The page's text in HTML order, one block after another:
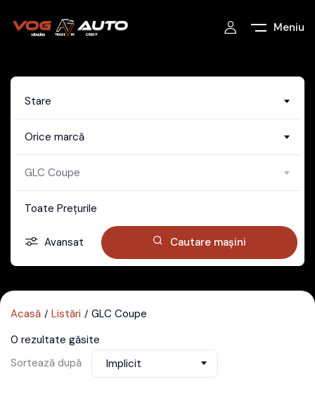
Meniu
Stare
Orice marcă
GLC Coupe
Toate Prețurile
Avansat Cautare mașini
Acasă Listări
GLC Coupe
0 rezultate găsite
Sortează după
Implicit